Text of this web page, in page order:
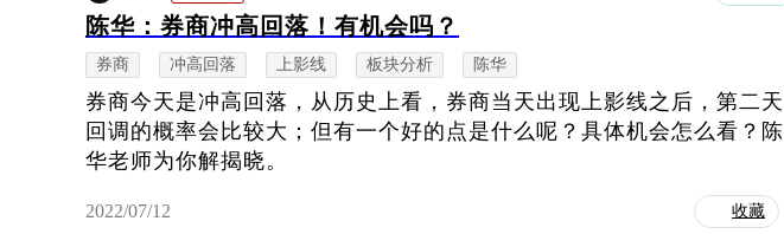
陈华：券商冲高回落！有机会吗？
券商 冲高回落 上影线 板块分析 陈华
券商今天是冲高回落，从历史上看，券商当天出现上影线之后，第二天
回调的概率会比较大；但有一个好的点是什么呢？具体机会怎么看？陈
华老师为你解揭晓。
2022/07/12 收藏